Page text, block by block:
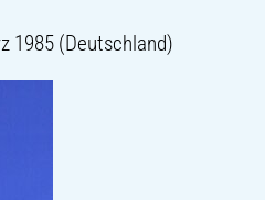
1985 (Deutschland)